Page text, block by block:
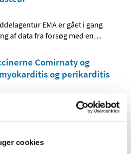
cookies
EMA er gået i gang
af data fra forsøg med en…
Comirnaty og
og perikarditis
Efter aftale med Det
(EMA) og
Kontraindikation
har haft